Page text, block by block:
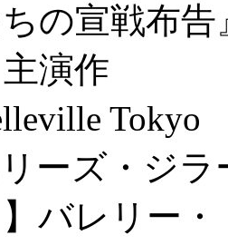
ちの宣戦布
演作
Tokyo
リーズ・ジラ
】バレリー